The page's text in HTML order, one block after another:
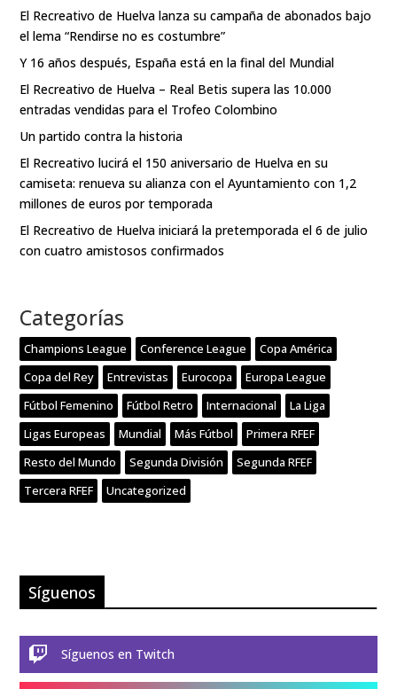
El Recreativo de Huelva lanza su campaña de abonados bajo
el lema “Rendirse no es costumbre”
Y 16 años después, España está en la final del Mundial
El Recreativo de Huelva – Real Betis supera las 10.000
entradas vendidas para el Trofeo Colombino
Un partido contra la historia
El Recreativo lucirá el 150 aniversario de Huelva en su
camiseta: renueva su alianza con el Ayuntamiento con 1,2
millones de euros por temporada
El Recreativo de Huelva iniciará la pretemporada el 6 de julio
con cuatro amistosos confirmados
Categorías
Champions League Conference League
Copa América
Copa del Rey
Entrevistas Eurocopa
Europa League
Fútbol Femenino
Fútbol Retro Internacional
La Liga
Ligas Europeas
Mundial Más Fútbol
Primera RFEF
Resto del Mundo
Segunda División
Segunda RFEF
Tercera RFEF
Uncategorized
Síguenos
 Síguenos en Twitch